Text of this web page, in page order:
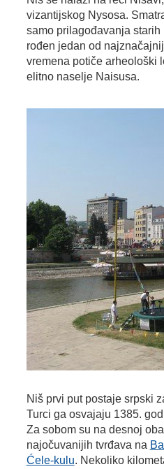
vizantijskog Nysosa.
samo prilagođavanja
rođen jedan od
vremena potiče arheološki
elitno naselje Naisusa.
Niš prvi put postaje srpski
Turci ga osvajaju 1385.
Za sobom su na desnoj
najočuvanijih tvrđava na
Ćele-kulu. Nekoliko